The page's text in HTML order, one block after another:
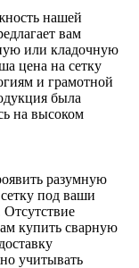
нашей
вам
или кладочную
цена на сетку
и грамотной
была
на высоком
разумную
под ваши
Отсутствие
купить сварную
учитывать